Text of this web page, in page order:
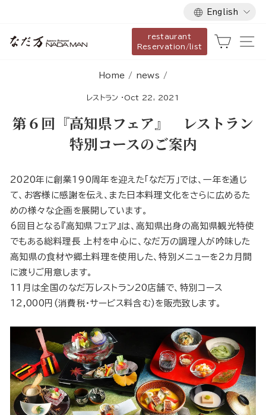
content
Language
English
restaurant
Reservation/list
Cart
Home / news /
レストラン ·Oct 22, 2021
第６回『高知県フェア』 レストラン
特別コースのご案内
2020年に創業190周年を迎えた「なだ万」では、一年を通じ
て、お客様に感謝を伝え、また日本料理文化をさらに広めるた
めの様々な企画を展開しています。
6回目となる『高知県フェア』は、高知県出身の高知県観光特使
でもある総料理長 上村を中心に、なだ万の調理人が吟味した
高知県の食材や郷土料理を使用した、特別メニューを2カ月間
に渡りご用意します。
11月は全国のなだ万レストラン20店舗で、特別コース
12,000円(消費税・サービス料含む)を販売致します。